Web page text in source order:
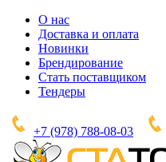
О нас
Доставка и оплата
Новинки
Брендирование
Стать поставщиком
Тендеры
+7 (978) 788-08-03